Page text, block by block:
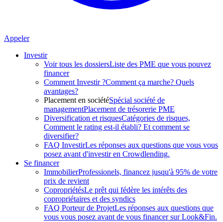
Appeler
Investir
Voir tous les dossiersListe des PME que vous pouvez
financer
Comment Investir ?Comment ça marche? Quels
avantages?
Placement en sociétéSpécial société de
managementPlacement de trésorerie PME
Diversification et risquesCatégories de risques,
Comment le rating est-il établi? Et comment se
diversifier?
FAQ InvestirLes réponses aux questions que vous vous
posez avant d'investir en Crowdlending.
Se financer
ImmobilierProfessionels, financez jusqu'à 95% de votre
prix de revient
CopropriétésLe prêt qui fédère les intérêts des
copropriétaires et des syndics
FAQ Porteur de ProjetLes réponses aux questions que
vous vous posez avant de vous financer sur Look&Fin.